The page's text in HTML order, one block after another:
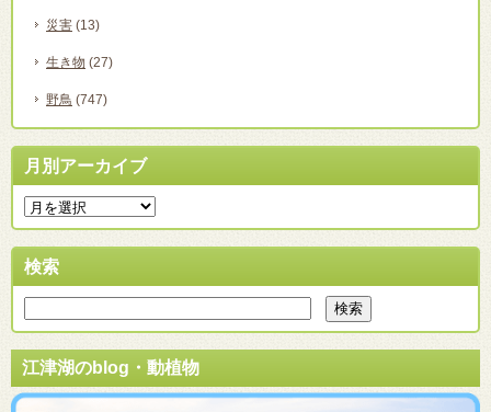
災害 (13)
生き物 (27)
野鳥 (747)
月別アーカイブ
検索
江津湖のblog・動植物